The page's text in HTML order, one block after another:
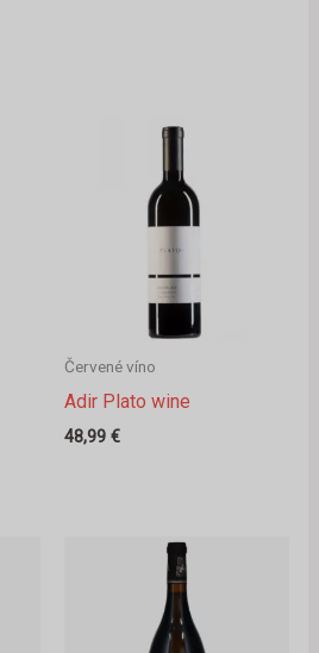
Červené víno
Adir Plato wine
48,99 €